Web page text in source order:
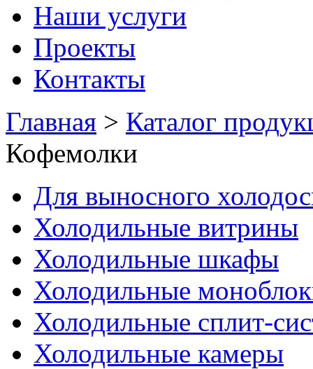
Наши услуги
Проекты
Контакты
Главная > Каталог
Кофемолки
Для выносного
Холодильные витрины
Холодильные шкафы
Холодильные
Холодильные сплит-
Холодильные камеры